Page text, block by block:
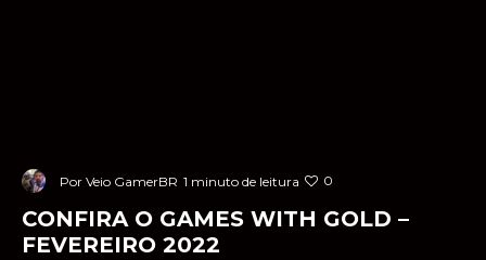
Por Veio GamerBR 1 minuto de leitura 0
CONFIRA O GAMES WITH GOLD –
FEVEREIRO 2022